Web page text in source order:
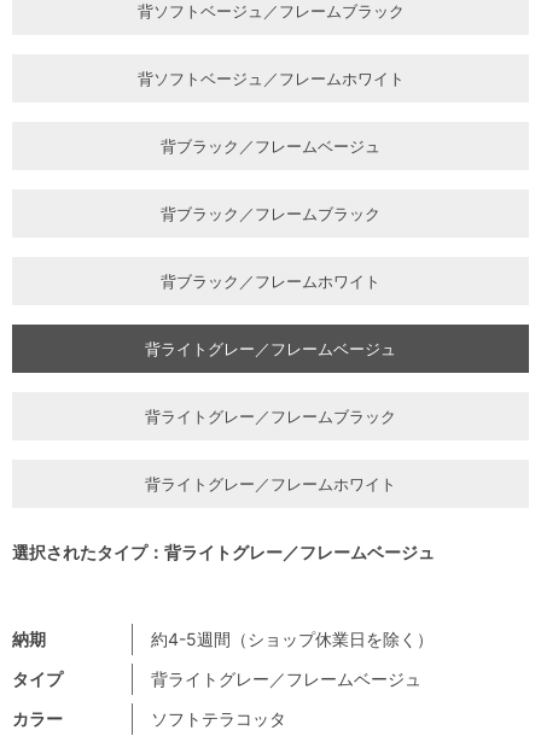
納期
約4-5週間（ショップ休業日を除く）
タイプ
背ライトグレー／フレームベージュ
カラー
ソフトテラコッタ
背ソフトベージュ／フレームブラック
背ソフトベージュ／フレームホワイト
背ブラック／フレームベージュ
背ブラック／フレームブラック
背ブラック／フレームホワイト
背ライトグレー／フレームベージュ
背ライトグレー／フレームブラック
背ライトグレー／フレームホワイト
選択されたタイプ：背ライトグレー／フレームベージュ